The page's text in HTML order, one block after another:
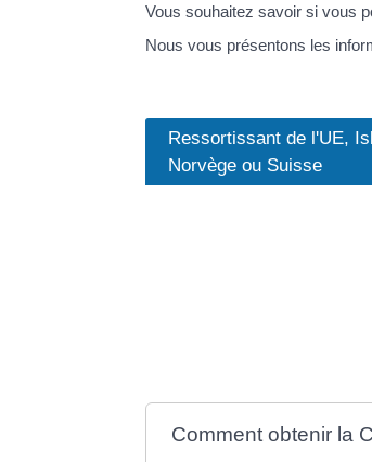
Vous souhaitez savoir si vous
Nous vous présentons les
Ressortissant de l'UE,
Norvège ou Suisse
Comment obtenir la